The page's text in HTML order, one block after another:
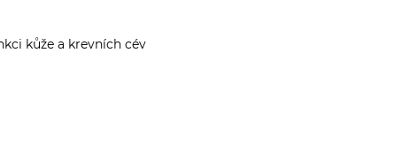
kůže a krevních cév